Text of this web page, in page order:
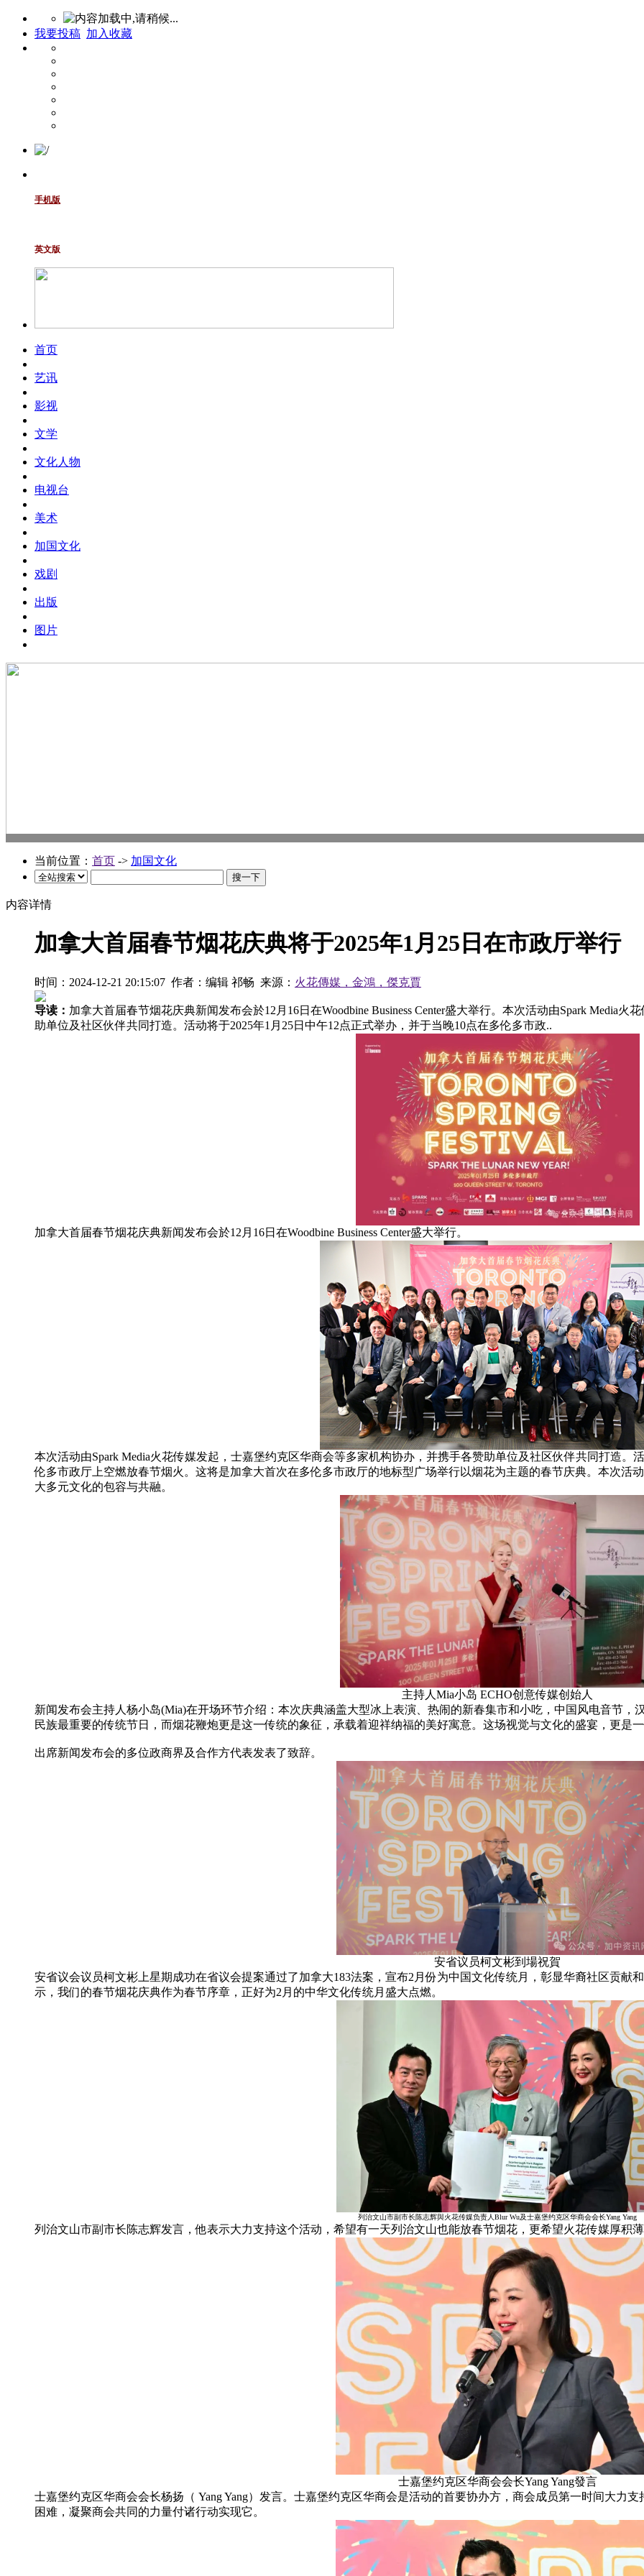
我要投稿 加入收藏
手机版
英文版
首页
艺讯
影视
文学
文化人物
电视台
美术
加国文化
戏剧
出版
图片
当前位置： 首页 -> 加国文化
内容详情
加拿大首届春节烟花庆典将于2025年1月25日在市政厅举行
时间：2024-12-21 20:15:07 作者：编辑 祁畅 来源： 火花傳媒，金鴻，傑克賈
导读： 加拿大首届春节烟花庆典新闻发布会於12月16日在Woodbine Business Center盛大举行。本次活动由Spark Media
助单位及社区伙伴共同打造。活动将于2025年1月25日中午12点正式举办，并于当晚10点在多伦多市政..
加拿大首届春节烟花庆典新闻发布会於12月16日在Woodbine Business Center盛大举行。
本次活动由Spark Media火花传媒发起，士嘉堡约克区华商会等多家机构协办，并携手各赞助单位及社区伙伴共同打造。
伦多市政厅上空燃放春节烟火。这将是加拿大首次在多伦多市政厅的地标型广场举行以烟花为主题的春节庆典。本次活
大多元文化的包容与共融。
主持人Mia小岛 ECHO创意传媒创始人
新闻发布会主持人杨小岛(Mia)在开场环节介绍：本次庆典涵盖大型冰上表演、热闹的新春集市和小吃，中国风电音节
民族最重要的传统节日，而烟花鞭炮更是这一传统的象征，承载着迎祥纳福的美好寓意。这场视觉与文化的盛宴，更是
出席新闻发布会的多位政商界及合作方代表发表了致辞。
安省议员柯文彬到場祝賀
安省议会议员柯文彬上星期成功在省议会提案通过了加拿大183法案，宣布2月份为中国文化传统月，彰显华裔社区贡献
示，我们的春节烟花庆典作为春节序章，正好为2月的中华文化传统月盛大点燃。
列治文山市副市长陈志辉與火花传媒负责人Blur Wu及士嘉堡约克区华商会会长Yang Yang
列治文山市副市长陈志辉发言，他表示大力支持这个活动，希望有一天列治文山也能放春节烟花，更希望火花传媒厚积
士嘉堡约克区华商会会长Yang Yang發言
士嘉堡约克区华商会会长杨扬（ Yang Yang）发言。士嘉堡约克区华商会是活动的首要协办方，商会成员第一时间大力
困难，凝聚商会共同的力量付诸行动实现它。